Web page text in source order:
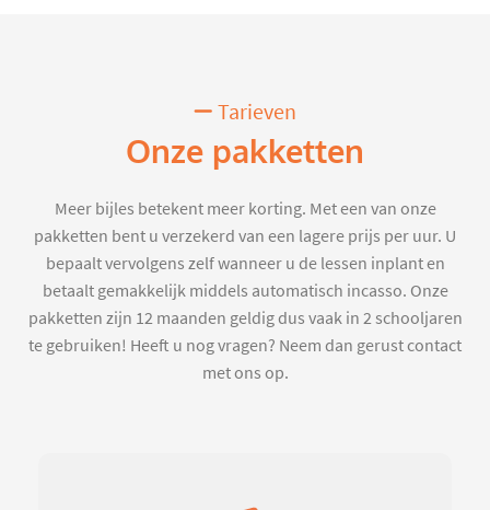
Tarieven
Onze pakketten
Meer bijles betekent meer korting. Met een van onze
pakketten bent u verzekerd van een lagere prijs per uur. U
bepaalt vervolgens zelf wanneer u de lessen inplant en
betaalt gemakkelijk middels automatisch incasso. Onze
pakketten zijn 12 maanden geldig dus vaak in 2 schooljaren
te gebruiken! Heeft u nog vragen? Neem dan gerust contact
met ons op.